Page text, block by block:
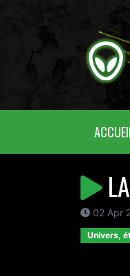
02 Apr
Univers,